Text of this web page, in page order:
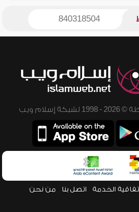
840318504
ويب
الخدمة اتصل بنا من نحن